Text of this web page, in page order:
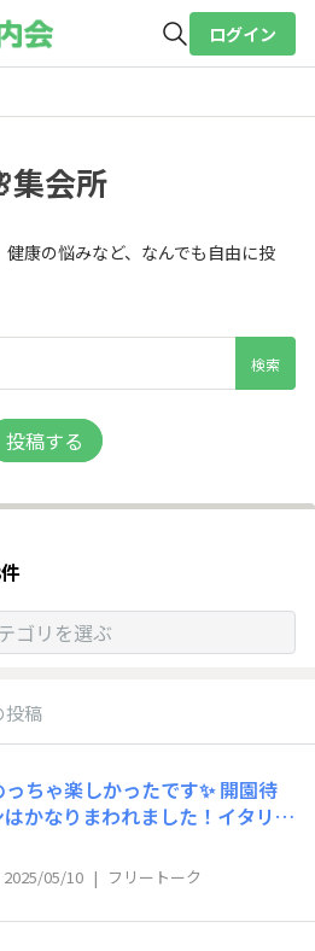
ログイン
集会所
康の悩みなど、なんでも自由に投
投稿する
ゴリを選ぶ
投稿
ちゃ楽しかったです✨ 開園待
かなりまわれました！イタリ
北欧のヨーロッパ圏。UAE、サ
オマーン、アゼルバイジャンの
業。通りすがりのタイ。建物が
ったチョイスになってます💨U
2025/05/10 | フリートーク